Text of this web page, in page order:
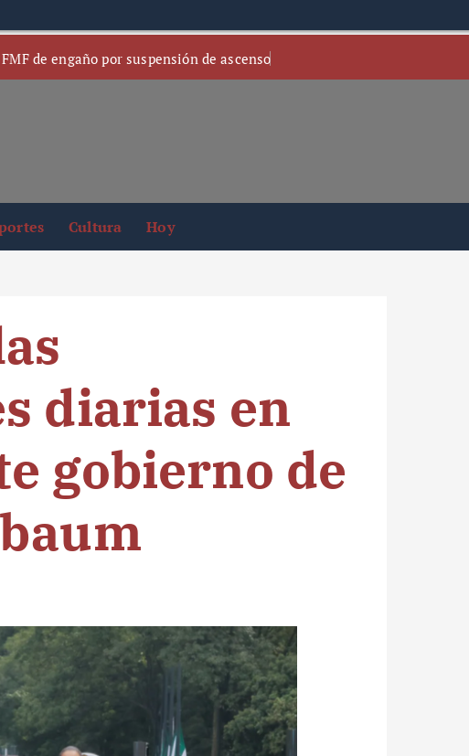
de engaño por suspensión de ascenso
Cultura Hoy
diarias en
gobierno de